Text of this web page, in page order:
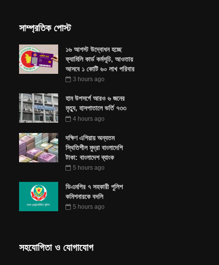
সাম্প্রতিক পোস্ট
১৬ আগস্ট উদ্বোধন হচ্ছে
ফ্যামিলি কার্ড কর্মসূচি, আওতায়
আসবে ১ কোটি ৬০ লাখ পরিবার
3 hours ago
হাম উপসর্গে আরও ৬ জনের
মৃত্যু, হাসপাতালে ভর্তি ৭৩৩
4 hours ago
দক্ষিণ এশিয়ায় অন্যতম
স্থিতিশীল মুদ্রা বাংলাদেশি
টাকা: বাংলাদেশ ব্যাংক
5 hours ago
ডিএমপির ৭ সহকারী পুলিশ
কমিশনারকে বদলি
5 hours ago
সহযোগিতা ও যোগাযোগ